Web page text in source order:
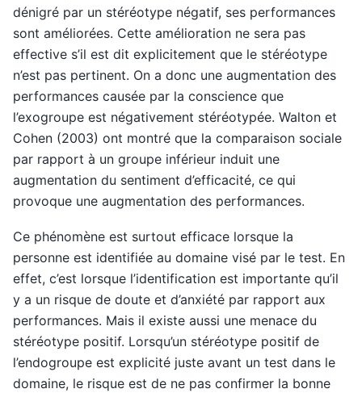
dénigré par un stéréotype négatif, ses performances
sont améliorées. Cette amélioration ne sera pas
effective s’il est dit explicitement que le stéréotype
n’est pas pertinent. On a donc une augmentation des
performances causée par la conscience que
l’exogroupe est négativement stéréotypée. Walton et
Cohen (2003) ont montré que la comparaison sociale
par rapport à un groupe inférieur induit une
augmentation du sentiment d’efficacité, ce qui
provoque une augmentation des performances.
Ce phénomène est surtout efficace lorsque la
personne est identifiée au domaine visé par le test. En
effet, c’est lorsque l’identification est importante qu’il
y a un risque de doute et d’anxiété par rapport aux
performances. Mais il existe aussi une menace du
stéréotype positif. Lorsqu’un stéréotype positif de
l’endogroupe est explicité juste avant un test dans le
domaine, le risque est de ne pas confirmer la bonne